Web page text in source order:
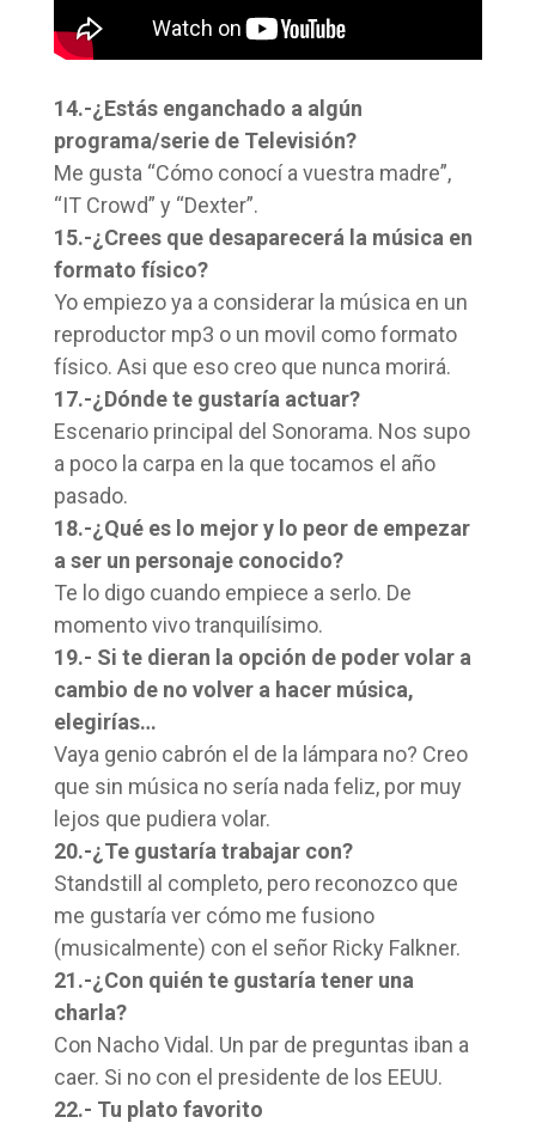
14.-¿Estás enganchado a algún
programa/serie de Televisión?
Me gusta “Cómo conocí a vuestra madre”,
“IT Crowd” y “Dexter”.
15.-¿Crees que desaparecerá la música en
formato físico?
Yo empiezo ya a considerar la música en un
reproductor mp3 o un movil como formato
físico. Asi que eso creo que nunca morirá.
17.-¿Dónde te gustaría actuar?
Escenario principal del Sonorama. Nos supo
a poco la carpa en la que tocamos el año
pasado.
18.-¿Qué es lo mejor y lo peor de empezar
a ser un personaje conocido?
Te lo digo cuando empiece a serlo. De
momento vivo tranquilísimo.
19.- Si te dieran la opción de poder volar a
cambio de no volver a hacer música,
elegirías…
Vaya genio cabrón el de la lámpara no? Creo
que sin música no sería nada feliz, por muy
lejos que pudiera volar.
20.-¿Te gustaría trabajar con?
Standstill al completo, pero reconozco que
me gustaría ver cómo me fusiono
(musicalmente) con el señor Ricky Falkner.
21.-¿Con quién te gustaría tener una
charla?
Con Nacho Vidal. Un par de preguntas iban a
caer. Si no con el presidente de los EEUU.
22.- Tu plato favorito